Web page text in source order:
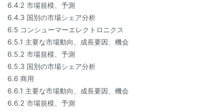
6.4.2 市場規模、予測
6.4.3 国別の市場シェア分析
6.5 コンシューマーエレクトロニクス
6.5.1 主要な市場動向、成長要因、機会
6.5.2 市場規模、予測
6.5.3 国別の市場シェア分析
6.6 商用
6.6.1 主要な市場動向、成長要因、機会
6.6.2 市場規模、予測